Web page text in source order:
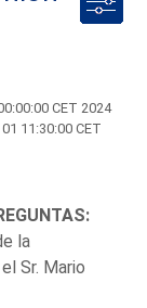
CET 2024
11:30:00 CET
la
Sr. Mario